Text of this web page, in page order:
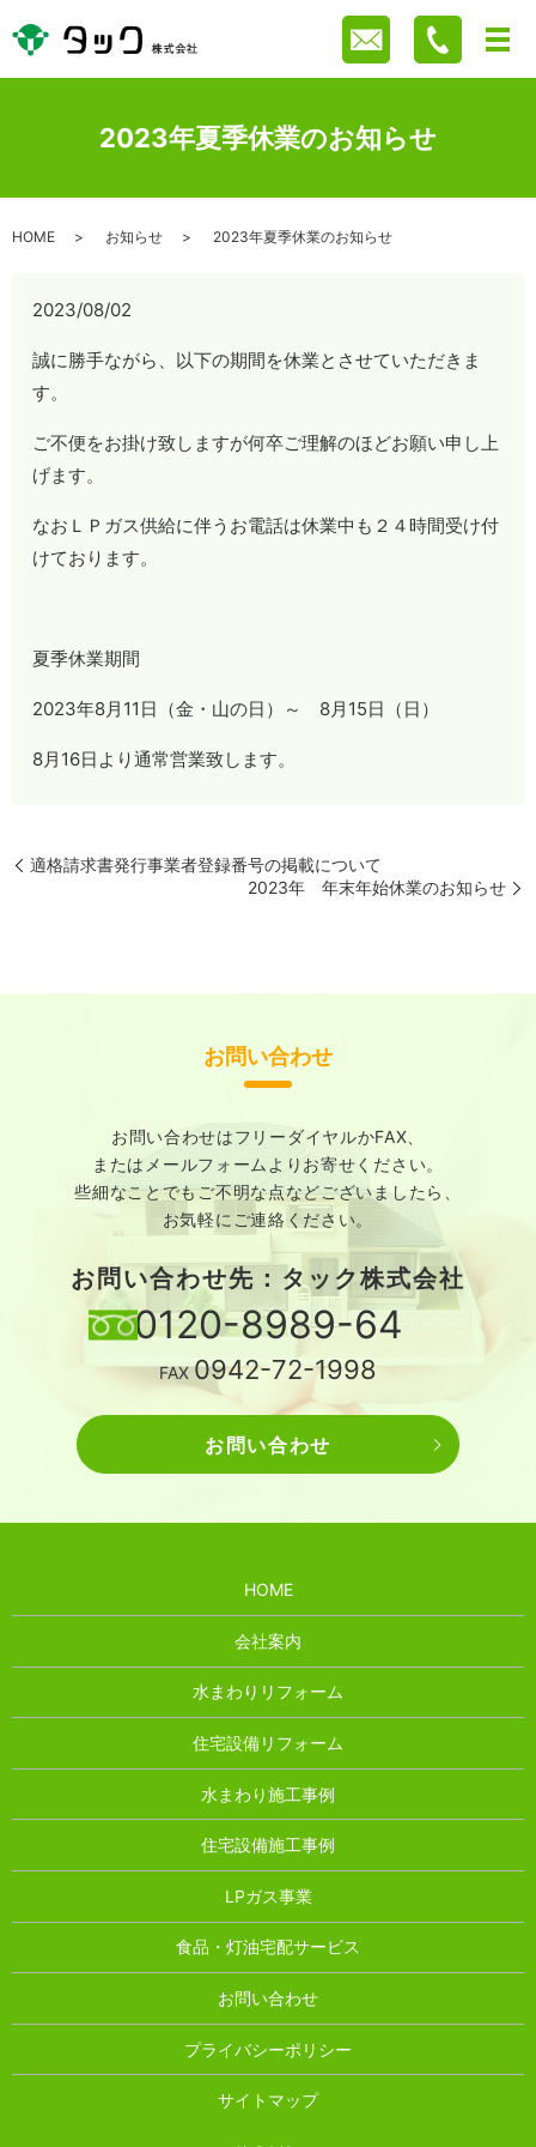
2023年夏季休業のお知らせ
HOME お知らせ 2023年夏季休業のお知らせ
2023/08/02
誠に勝手ながら、以下の期間を休業とさせていただきま
す。
ご不便をお掛け致しますが何卒ご理解のほどお願い申し上
げます。
なおＬＰガス供給に伴うお電話は休業中も２４時間受け付
けております。
夏季休業期間
2023年8月11日（金・山の日）～ 8月15日（日）
8月16日より通常営業致します。
適格請求書発行事業者登録番号の掲載について
2023年 年末年始休業のお知らせ
お問い合わせ
お問い合わせはフリーダイヤルかFAX、
またはメールフォームよりお寄せください。
些細なことでもご不明な点などございましたら、
お気軽にご連絡ください。
お問い合わせ先：タック株式会社
0120-8989-64
FAX0942-72-1998
お問い合わせ
HOME
会社案内
水まわりリフォーム
住宅設備リフォーム
水まわり施工事例
住宅設備施工事例
LPガス事業
食品・灯油宅配サービス
お問い合わせ
プライバシーポリシー
サイトマップ